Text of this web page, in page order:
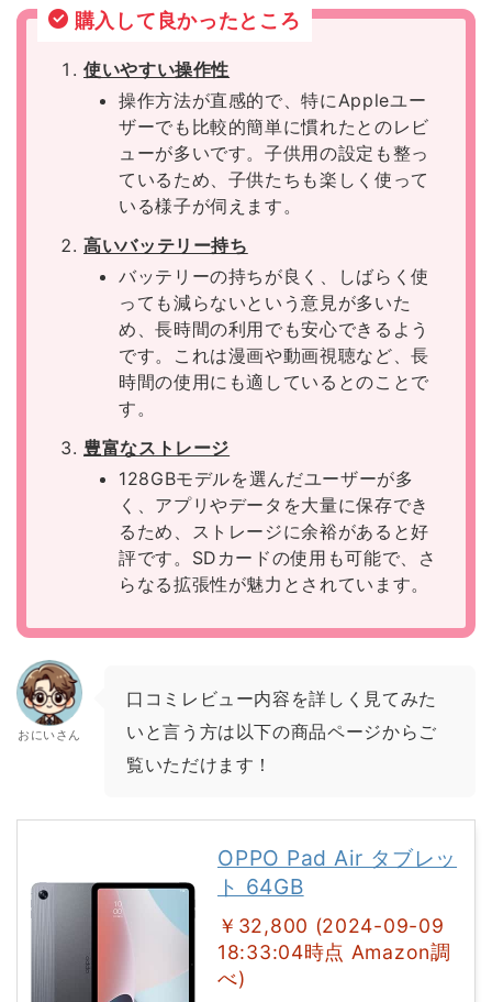
購入して良かったところ
使いやすい操作性
操作方法が直感的で、特にAppleユー
ザーでも比較的簡単に慣れたとのレビ
ューが多いです。子供用の設定も整っ
ているため、子供たちも楽しく使って
いる様子が伺えます。
高いバッテリー持ち
バッテリーの持ちが良く、しばらく使
っても減らないという意見が多いた
め、長時間の利用でも安心できるよう
です。これは漫画や動画視聴など、長
時間の使用にも適しているとのことで
す。
豊富なストレージ
128GBモデルを選んだユーザーが多
く、アプリやデータを大量に保存でき
るため、ストレージに余裕があると好
評です。SDカードの使用も可能で、さ
らなる拡張性が魅力とされています。
おにいさん
口コミレビュー内容を詳しく見てみた
いと言う方は以下の商品ページからご
覧いただけます！
OPPO Pad Air タブレッ
ト 64GB
￥32,800 (2024-09-09
18:33:04時点 Amazon調
べ)